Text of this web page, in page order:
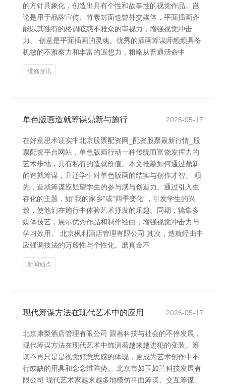
的方针具象化，创造出具有个性和故事性的视觉作品。岂
论是用于品牌宣传、竹素封面也曾外交媒体，平面插画齐
能以其独有的格调眩惑不雅众的审视力，增强视觉冲击
力。 创意是平面插画的灵魂。优秀的插画筹谋师频频具备
机敏的不雅察力和丰富的遐想力，粗略从普通活命中
维修资讯
单色版画造就筹谋鼎新与施行 2026-05-17
在好意思术证实中北京股票配资网_配资股票最新行情_股
票配资平台网站，单色版画行动一种传统而富饶发挥力的
艺术步地，具有私有的造就价值。本文推敲如何通过鼎新
的造就筹谋，升迁学生对单色版画的结实与创作才智。 领
先，造就筹谋应疑望学生的参与感与创造力。通过引入生
存化的主题，如“我的家乡”或“四季变化”，引发学生的兴
致，使他们在施行中体验艺术抒发的乐趣。同期，辘集多
媒体技艺，展示优秀作品和制作经由，增强视觉冲击力与
学习效用。 北京枫利酒店管理有限公司 其次，造就经由中
应强调技法的万般性与个性化。磨真金不
新闻动态
现代筹谋方法在现代艺术中的应用 2026-05-17
北京康梨酒店管理有限公司 跟着科技与社会的不停发展，
现代筹谋方法在现代艺术中饰演着越来越进犯的变装。筹
谋不再只是是视觉好意思感的体现，更成为艺术创作中不
行或缺的用具和念念维阵势。 北京市如玉如兰科技发展有
限公司 现代艺术家越来越多地模仿平面筹谋、交互筹谋、